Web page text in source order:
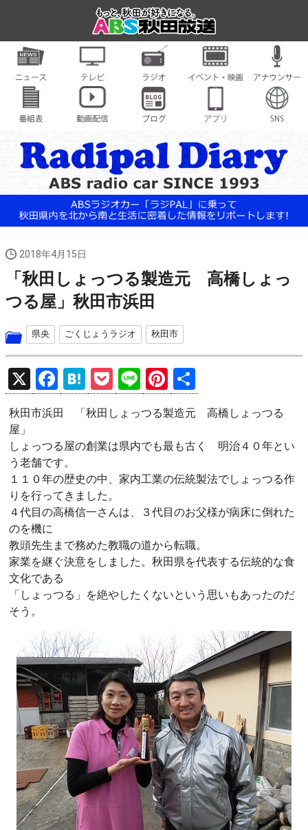
2018年4月15日
「秋田しょっつる製造元 高橋しょっ
つる屋」秋田市浜田
県央 ごくじょうラジオ 秋田市
X
F
a
ce
b
o
o
k
H
at
e
n
P
o
ck
et
Li
n
e
Pi
nt
er
es
有
秋田市浜田 「秋田しょっつる製造元 高橋しょっつる
屋」
しょっつる屋の創業は県内でも最も古く 明治４０年とい
う老舗です。
１１０年の歴史の中、家内工業の伝統製法でしょっつる作
りを行ってきました。
４代目の高橋信一さんは、３代目のお父様が病床に倒れた
のを機に
教頭先生まで務めた教職の道から転職。
家業を継ぐ決意をしました。秋田県を代表する伝統的な食
文化である
「しょっつる」を絶やしたくないという思いもあったのだ
そう。